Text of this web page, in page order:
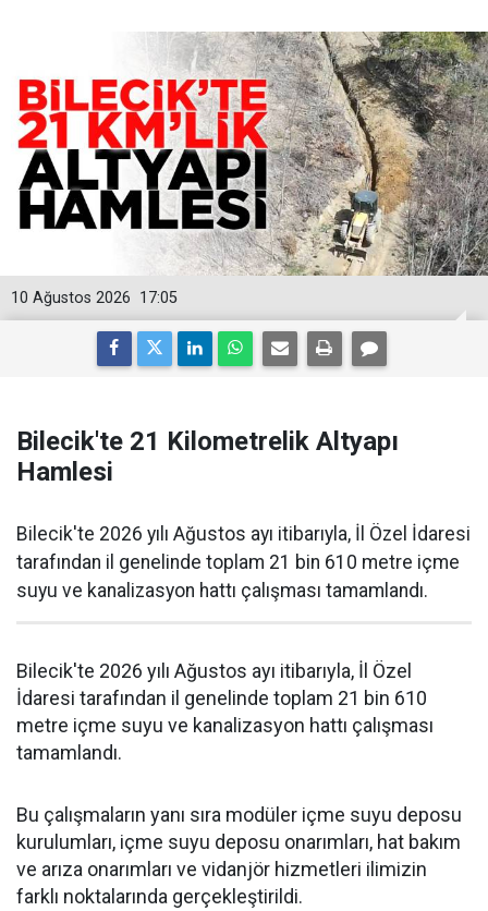
17:05
10 Ağustos 2026
Bilecik'te 21 Kilometrelik Altyapı
Hamlesi
Bilecik'te 2026 yılı Ağustos ayı itibarıyla, İl Özel İdaresi
tarafından il genelinde toplam 21 bin 610 metre içme
suyu ve kanalizasyon hattı çalışması tamamlandı.
Bilecik'te 2026 yılı Ağustos ayı itibarıyla, İl Özel
İdaresi tarafından il genelinde toplam 21 bin 610
metre içme suyu ve kanalizasyon hattı çalışması
tamamlandı.
Bu çalışmaların yanı sıra modüler içme suyu deposu
kurulumları, içme suyu deposu onarımları, hat bakım
ve arıza onarımları ve vidanjör hizmetleri ilimizin
farklı noktalarında gerçekleştirildi.